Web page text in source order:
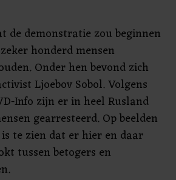
de demonstratie zou beginnen
honderd mensen
Onder hen bevond zich
Ljoebov Sobol. Volgens
Info zijn er in heel Rusland
gearresteerd. Op beelden
te zien dat er hier en daar
tussen betogers en